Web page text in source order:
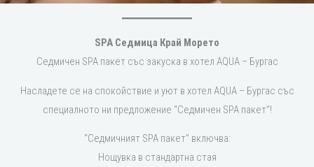
SPA Седмица Край Морето
Седмичен SPA пакет със закуска в хотел AQUA – Бургас
Насладете се на спокойствие и уют в хотел AQUA – Бургас със
специалното ни предложение “Седмичен SPA пакет”!
“Седмичният SPA пакет” включва:
Нощувка в стандартна стая